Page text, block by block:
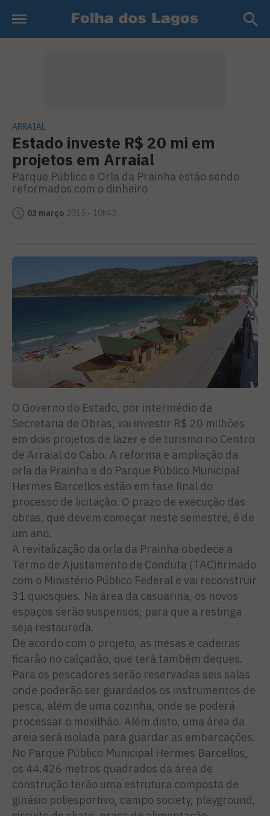
ARRAIAL
Estado investe R$ 20 mi em
projetos em Arraial
Parque Público e Orla da Prainha estão sendo
reformados com o dinheiro
03 março 2015 - 10h43
O Governo do Estado, por intermédio da
Secretaria de Obras, vai investir R$ 20 milhões
em dois projetos de lazer e de turismo no Centro
de Arraial do Cabo. A reforma e ampliação da
orla da Prainha e do Parque Público Municipal
Hermes Barcellos estão em fase final do
processo de licitação. O prazo de execução das
obras, que devem começar neste semestre, é de
um ano.
A revitalização da orla da Prainha obedece a
Termo de Ajustamento de Conduta (TAC)firmado
com o Ministério Público Federal e vai reconstruir
31 quiosques. Na área da casuarina, os novos
espaços serão suspensos, para que a restinga
seja restaurada.
De acordo com o projeto, as mesas e cadeiras
ficarão no calçadão, que terá também deques.
Para os pescadores serão reservadas seis salas
onde poderão ser guardados os instrumentos de
pesca, além de uma cozinha, onde se poderá
processar o mexilhão. Além disto, uma área da
areia será isolada para guardar as embarcações.
No Parque Público Municipal Hermes Barcellos,
os 44.426 metros quadrados da área de
construção terão uma estrutura composta de
ginásio poliesportivo, campo society, playground,